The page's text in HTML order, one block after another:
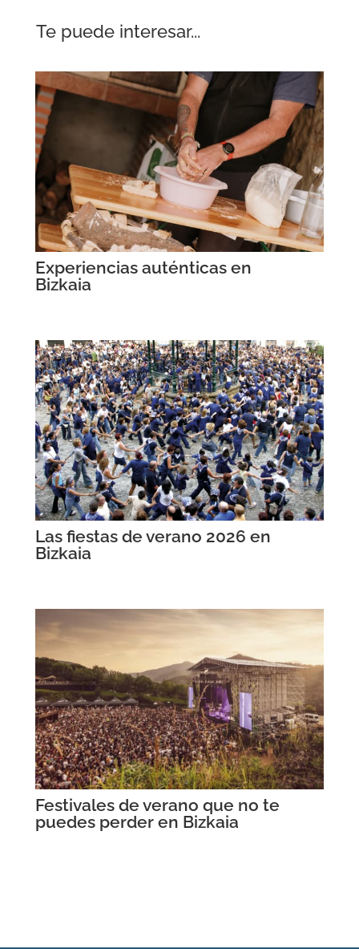
Te puede interesar...
Experiencias auténticas en
Bizkaia
Las fiestas de verano 2026 en
Bizkaia
Festivales de verano que no te
puedes perder en Bizkaia